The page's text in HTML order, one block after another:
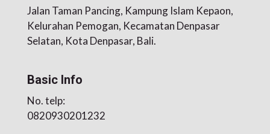
Jalan Taman Pancing, Kampung Islam Kepaon,
Kelurahan Pemogan, Kecamatan Denpasar
Selatan, Kota Denpasar, Bali.
Basic Info
No. telp:
0820930201232